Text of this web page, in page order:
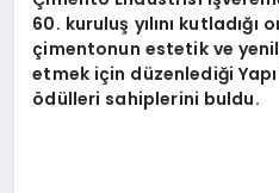
60. kuruluş yılını
çimentonun estetik ve
etmek için düzenlediği
ödülleri sahiplerini buldu.